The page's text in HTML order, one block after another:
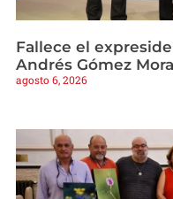
Fallece el
Andrés Gómez
agosto 6, 2026